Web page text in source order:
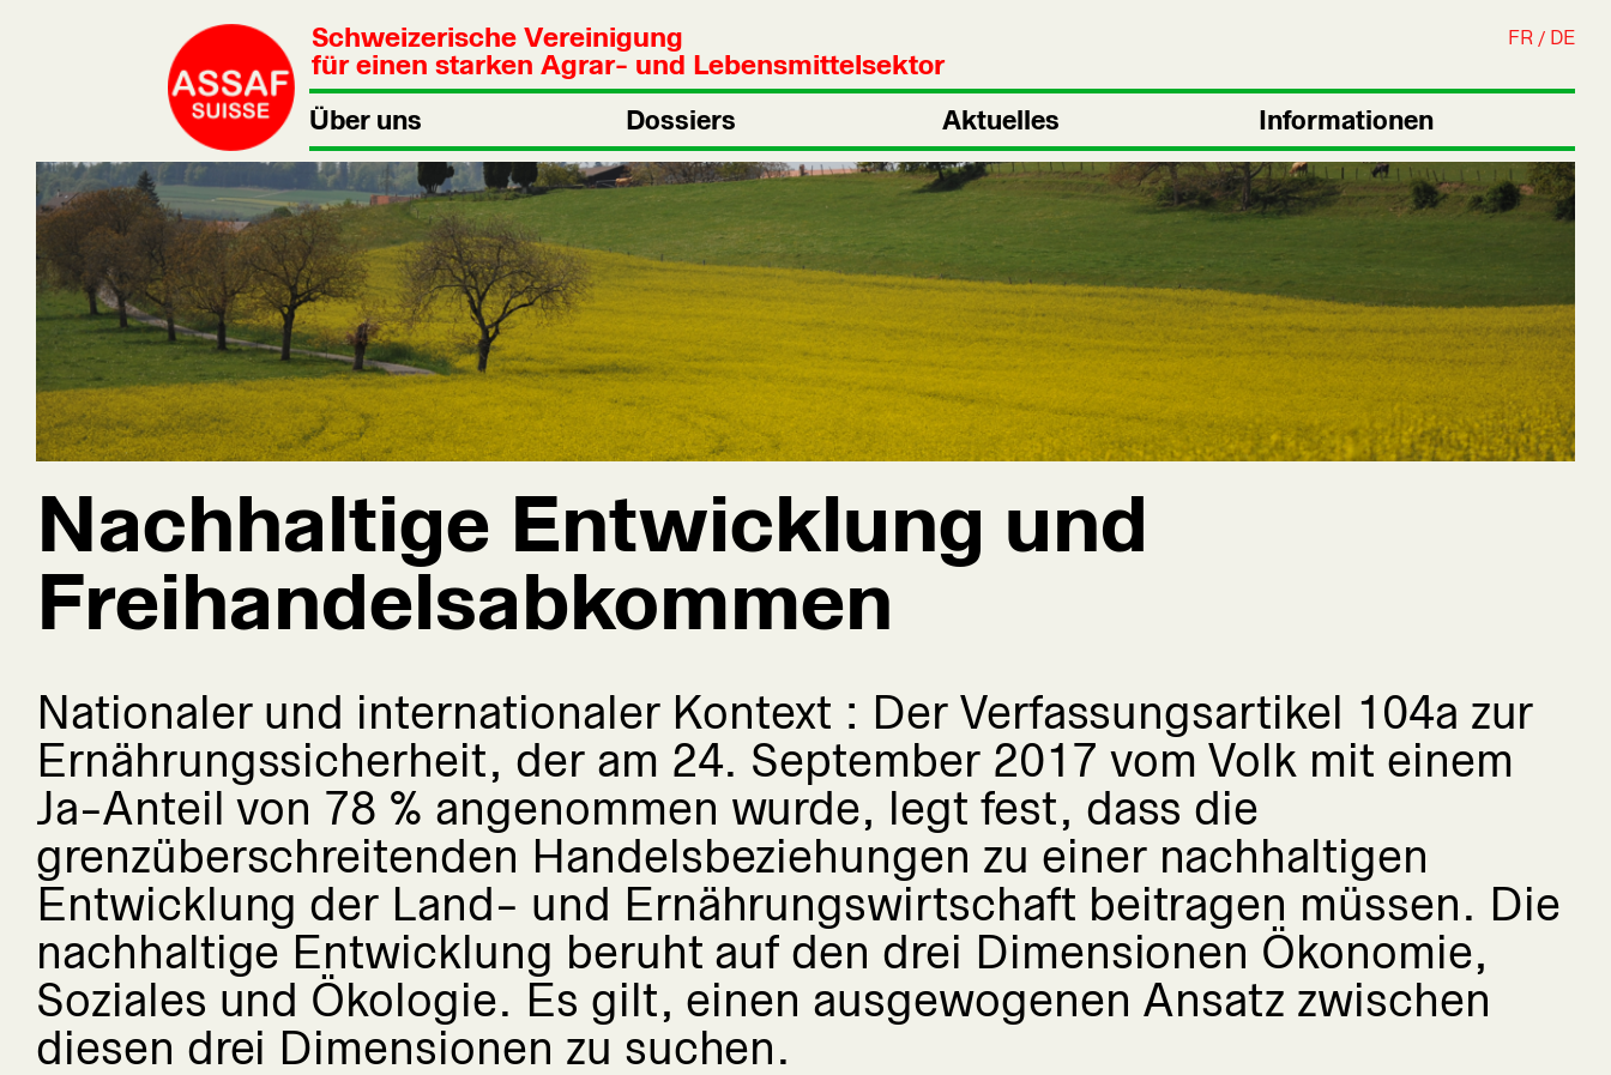
FR DE
Schweizerische Vereinigung
für einen starken Agrar- und Lebensmittelsektor
Über uns Dossiers Aktuelles Informationen
Nachhaltige Entwicklung und
Freihandelsabkommen
Nationaler und internationaler Kontext : Der Verfassungsartikel 104a zur
Ernährungssicherheit, der am 24. September 2017 vom Volk mit einem
Ja-Anteil von 78 % angenommen wurde, legt fest, dass die
grenzüberschreitenden Handelsbeziehungen zu einer nachhaltigen
Entwicklung der Land- und Ernährungswirtschaft beitragen müssen. Die
nachhaltige Entwicklung beruht auf den drei Dimensionen Ökonomie,
Soziales und Ökologie. Es gilt, einen ausgewogenen Ansatz zwischen
diesen drei Dimensionen zu suchen.